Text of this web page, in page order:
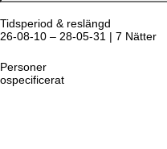
Tidsperiod & reslängd
26-08-10 – 28-05-31 | 7 Nätter
Personer
ospecificerat